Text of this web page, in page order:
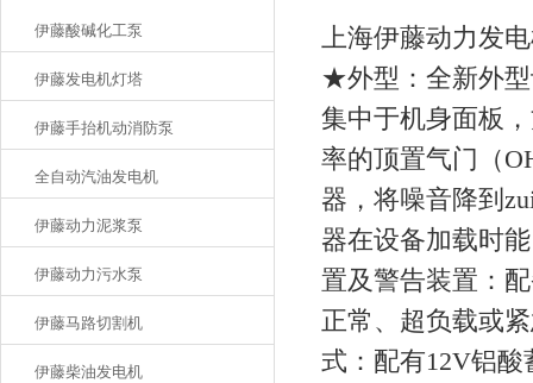
伊藤酸碱化工泵
伊藤发电机灯塔
伊藤手抬机动消防泵
全自动汽油发电机
伊藤动力泥浆泵
伊藤动力污水泵
伊藤马路切割机
伊藤柴油发电机
上海伊藤动力发
★外型：全新外
集中于机身面板
率的顶置气门（
器，将噪音降到
器在设备加载时
置及警告装置：
正常、超负载或
式：配有12V铝酸